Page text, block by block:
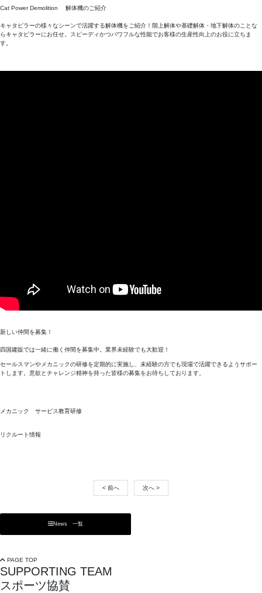
Cat Power Demolition 解体機のご紹介
キャタピラーの様々なシーンで活躍する解体機をご紹介！階上解体や基礎解体・地下解体のことな
らキャタピラーにお任せ。スピーディかつパワフルな性能でお客様の生産性向上のお役に立ちま
す。
新しい仲間を募集！
四国建販では一緒に働く仲間を募集中。業界未経験でも大歓迎！
セールスマンやメカニックの研修を定期的に実施し、未経験の方でも現場で活躍できるようサポー
トします。意欲とチャレンジ精神を持った皆様の募集をお待ちしております。
メカニック サービス教育研修
リクルート情報
< 前へ 次へ >
News 一覧
PAGE TOP
SUPPORTING TEAM
スポーツ協賛